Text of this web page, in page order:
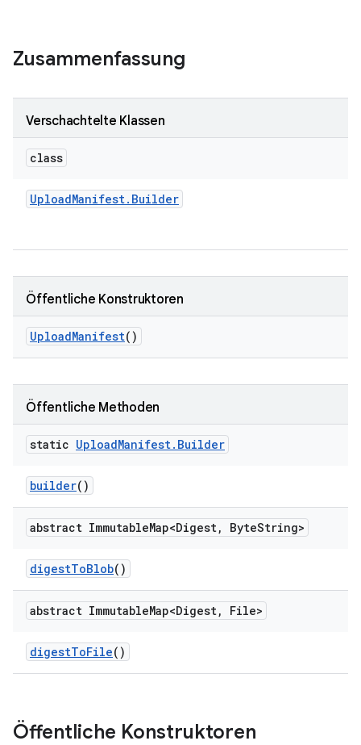
Zusammenfassung
Verschachtelte Klassen
class
UploadManifest. Builder
Öffentliche Konstruktoren
UploadManifest()
Öffentliche Methoden
static UploadManifest. Builder
builder()
abstract ImmutableMap<Digest, ByteString>
digestToBlob()
abstract ImmutableMap<Digest, File>
digestToFile()
Öffentliche Konstruktoren